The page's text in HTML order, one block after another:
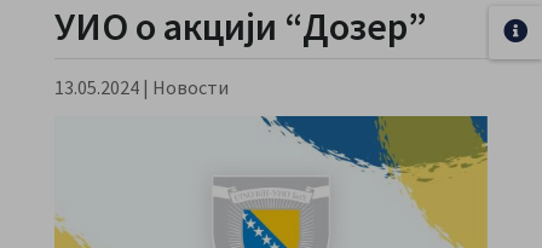
УИО о акцији “Дозер”
13.05.2024| Новости